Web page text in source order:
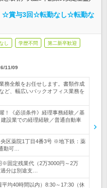
☆賞与3回☆転勤なし☆転勤な
し 学歴不問 第二新卒歓迎
11/09
務全般をお任せします。書類作成
ど、幅広いバックオフィス業務を
！《必須条件》経理事務経験／基
設業での経理経験／普通自動車
央区薬院1丁目4番3号 ※地下鉄：薬
勤可…
※固定残業代（2万3000円～2万
分は別途支…
均40時間以内）8:30～17:30（休